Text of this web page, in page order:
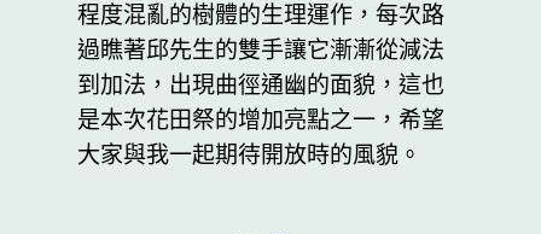
程度混亂的樹體的生理運作，每次路
過瞧著邱先生的雙手讓它漸漸從減法
到加法，出現曲徑通幽的面貌，這也
是本次花田祭的增加亮點之一，希望
大家與我一起期待開放時的風貌。